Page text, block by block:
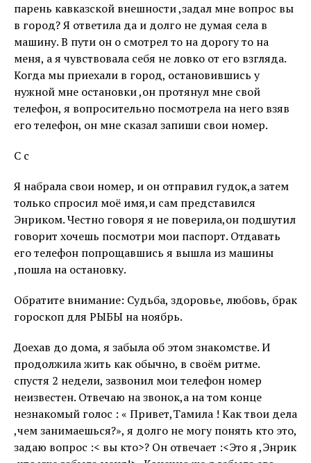
парень кавказской внешности ,задал мне вопрос вы
в город? Я ответила да и долго не думая села в
машину. В пути он о смотрел то на дорогу то на
меня, а я чувствовала себя не ловко от его взгляда.
Когда мы приехали в город, остановившись у
нужной мне остановки ,он протянул мне свой
телефон, я вопросительно посмотрела на него взяв
его телефон, он мне сказал запиши свои номер.
С с
Я набрала свои номер, и он отправил гудок,а затем
только спросил моё имя,и сам представился
Энриком. Честно говоря я не поверила,он подшутил
говорит хочешь посмотри мои паспорт. Отдавать
его телефон попрощавшись я вышла из машины
,пошла на остановку.
Обратите внимание: Судьба, здоровье, любовь, брак
гороскоп для РЫБЫ на ноябрь.
Доехав до дома, я забыла об этом знакомстве. И
продолжила жить как обычно, в своём ритме.
спустя 2 недели, зазвонил мои телефон номер
неизвестен. Отвечаю на звонок,а на том конце
незнакомый голос : « Привет,Тамила ! Как твои дела
,чем занимаешься?», я долго не могу понять кто это,
задаю вопрос :< вы кто>? Он отвечает :<Это я ,Энрик